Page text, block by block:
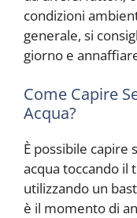
condizioni
generale, si
giorno e
Come Capire
Acqua?
È possibile capire
acqua toccando il
utilizzando un
è il momento di